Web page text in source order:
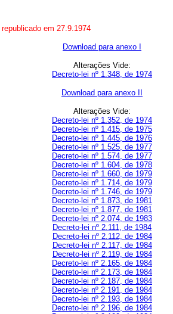
republicado em 27.9.1974
Download para anexo I
Alterações Vide:
Decreto-lei nº 1.348, de 1974
Download para anexo II
Alterações Vide:
Decreto-lei nº 1.352, de 1974
Decreto-lei nº 1.415, de 1975
Decreto-lei nº 1.445, de 1976
Decreto-lei nº 1.525, de 1977
Decreto-lei nº 1.574, de 1977
Decreto-lei nº 1.604, de 1978
Decreto-lei nº 1.660, de 1979
Decreto-lei nº 1.714, de 1979
Decreto-lei nº 1.746, de 1979
Decreto-lei nº 1.873, de 1981
Decreto-lei nº 1.877, de 1981
Decreto-lei nº 2.074, de 1983
Decreto-lei nº 2.111, de 1984
Decreto-lei nº 2.112, de 1984
Decreto-lei nº 2.117, de 1984
Decreto-lei nº 2.119, de 1984
Decreto-lei nº 2.165, de 1984
Decreto-lei nº 2.173, de 1984
Decreto-lei nº 2.187, de 1984
Decreto-lei nº 2.191, de 1984
Decreto-lei nº 2.193, de 1984
Decreto-lei nº 2.196, de 1984